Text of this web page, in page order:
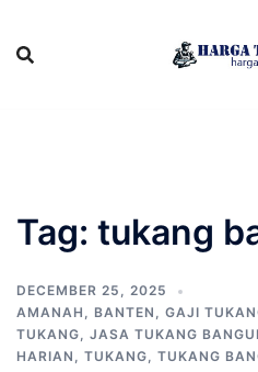
content
Tag: tukang
DECEMBER 25, 2025
AMANAH , BANTEN , GAJI
TUKANG, JASA TUKANG
HARIAN , TUKANG, TUKANG